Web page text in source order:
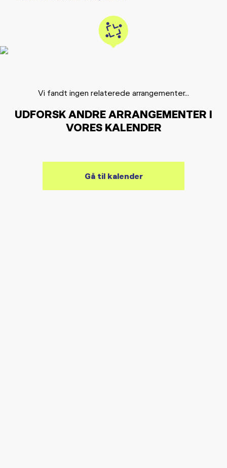
Vi fandt ingen relaterede arrangementer...
UDFORSK ANDRE ARRANGEMENTER I
VORES KALENDER
Gå til kalender